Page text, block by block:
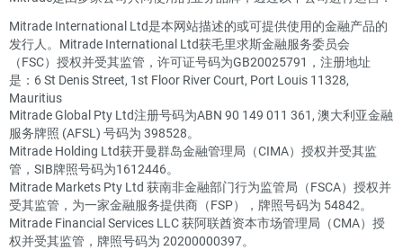
Mitrade International Ltd是本网站描述的或可提供使用的金融产品的
发行人。Mitrade International Ltd获毛里求斯金融服务委员会
（FSC）授权并受其监管，许可证号码为GB20025791，注册地址
是：6 St Denis Street, 1st Floor River Court, Port Louis 11328,
Mauritius
Mitrade Global Pty Ltd注册号码为ABN 90 149 011 361, 澳大利亚金融
服务牌照 (AFSL) 号码为 398528。
Mitrade Holding Ltd获开曼群岛金融管理局（CIMA）授权并受其监
管，SIB牌照号码为1612446。
Mitrade Markets Pty Ltd 获南非金融部门行为监管局（FSCA）授权并
受其监管，为一家金融服务提供商（FSP），牌照号码为 54842。
Mitrade Financial Services LLC 获阿联酋资本市场管理局（CMA）授
权并受其监管，牌照号码为 20200000397。